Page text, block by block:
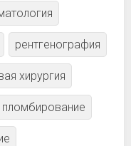
рентгенография
хирургия
пломбирование